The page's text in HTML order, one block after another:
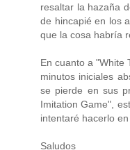
resaltar la hazaña
de hincapié en los
que la cosa habría
En cuanto a "White
minutos iniciales
se pierde en sus
Imitation Game",
intentaré hacerlo
Saludos